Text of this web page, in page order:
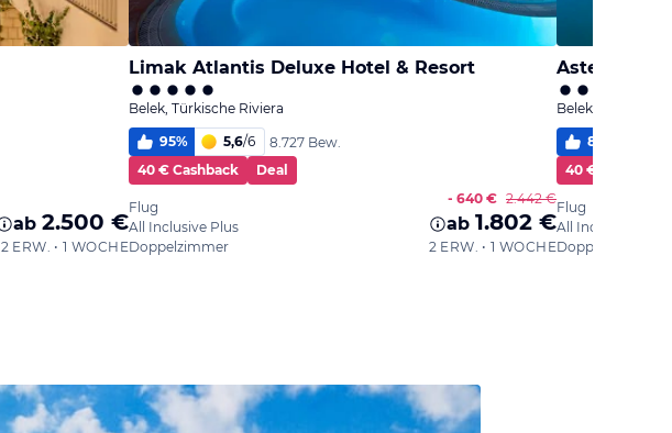
ab 2.500 €
2 ERW. • 1 WOCHE
Limak Atlantis Deluxe Hotel & Resort
Belek, Türkische Riviera
95% 5,6/6
8.727 Bew.
40 € Cashback
Deal
Flug
All Inclusive Plus
Doppelzimmer
- 640 € 2.442 €
ab 1.802 €
2 ERW. • 1 WOCHE
Asteria
Belek, Türkische
84
40 € Cashback
Flug
All Inclusive Plus
Doppelzimmer